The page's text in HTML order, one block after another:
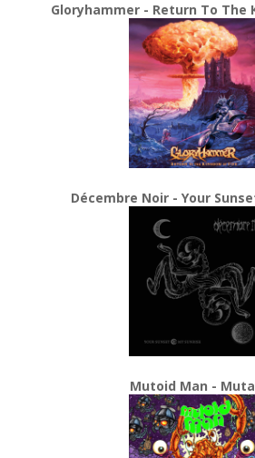
Gloryhammer - Return To The
Décembre Noir - Your
Mutoid Man -